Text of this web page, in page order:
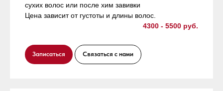
сухих волос или после хим завивки
Цена зависит от густоты и длины волос.
4300 - 5500 руб.
Записаться Связаться с нами